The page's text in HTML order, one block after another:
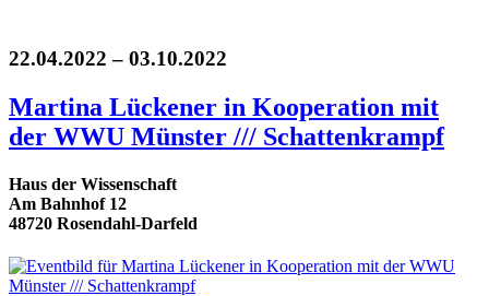
22.04.2022 – 03.10.2022
Martina Lückener in Kooperation mit
der WWU Münster /// Schattenkrampf
Haus der Wissenschaft
Am Bahnhof 12
48720 Rosendahl-Darfeld